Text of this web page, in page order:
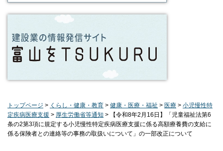
トップページ > くらし・健康・教育 > 健康・医療・福祉 > 医療 > 小児慢性特
定疾病医療支援 > 厚生労働省等通知 > 【令和8年2月16日】「児童福祉法第6
条の2第3項に規定する小児慢性特定疾病医療支援に係る高額療養費の支給に
係る保険者との連絡等の事務の取扱いについて」の一部改正について